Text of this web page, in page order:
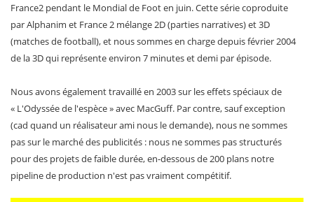
France2 pendant le Mondial de Foot en juin. Cette série coproduite
par Alphanim et France 2 mélange 2D (parties narratives) et 3D
(matches de football), et nous sommes en charge depuis février 2004
de la 3D qui représente environ 7 minutes et demi par épisode.
Nous avons également travaillé en 2003 sur les effets spéciaux de
« L'Odyssée de l'espèce » avec MacGuff. Par contre, sauf exception
(cad quand un réalisateur ami nous le demande), nous ne sommes
pas sur le marché des publicités : nous ne sommes pas structurés
pour des projets de faible durée, en-dessous de 200 plans notre
pipeline de production n'est pas vraiment compétitif.